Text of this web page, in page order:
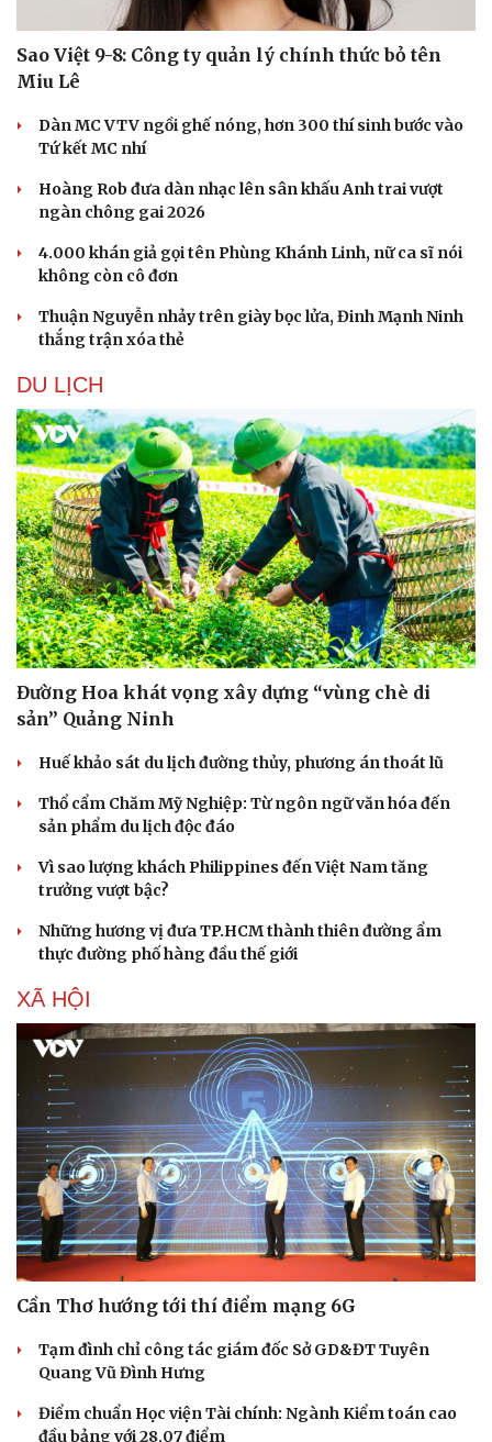
Văn hóa
Sân khấu - Điện ảnh
Văn học
Âm nhạc
Di sản
Giải trí
Nghệ sĩ
Thời trang
Sao Việt
Sao Việt 9-8: Công ty quản lý chính thức bỏ tên
Miu Lê
Dàn MC VTV ngồi ghế nóng, hơn 300 thí sinh bước vào
Tứ kết MC nhí
Hoàng Rob đưa dàn nhạc lên sân khấu Anh trai vượt
ngàn chông gai 2026
4.000 khán giả gọi tên Phùng Khánh Linh, nữ ca sĩ nói
không còn cô đơn
Thuận Nguyễn nhảy trên giày bọc lửa, Đinh Mạnh Ninh
thắng trận xóa thẻ
DU LỊCH
Đường Hoa khát vọng xây dựng “vùng chè di
sản” Quảng Ninh
Huế khảo sát du lịch đường thủy, phương án thoát lũ
Thổ cẩm Chăm Mỹ Nghiệp: Từ ngôn ngữ văn hóa đến
sản phẩm du lịch độc đáo
Vì sao lượng khách Philippines đến Việt Nam tăng
trưởng vượt bậc?
Những hương vị đưa TP.HCM thành thiên đường ẩm
thực đường phố hàng đầu thế giới
XÃ HỘI
Cần Thơ hướng tới thí điểm mạng 6G
Tạm đình chỉ công tác giám đốc Sở GD&ĐT Tuyên
Quang Vũ Đình Hưng
Điểm chuẩn Học viện Tài chính: Ngành Kiểm toán cao
đầu bảng với 28,07 điểm